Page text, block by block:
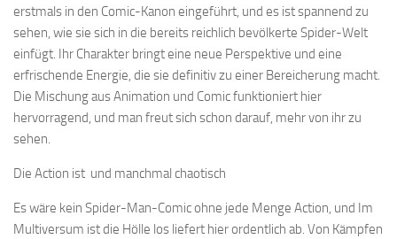
erstmals in den Comic-Kanon eingeführt, und es ist spannend zu
sehen, wie sie sich in die bereits reichlich bevölkerte Spider-Welt
einfügt. Ihr Charakter bringt eine neue Perspektive und eine
erfrischende Energie, die sie definitiv zu einer Bereicherung macht.
Die Mischung aus Animation und Comic funktioniert hier
hervorragend, und man freut sich schon darauf, mehr von ihr zu
sehen.
Die Action ist und manchmal chaotisch
Es wäre kein Spider-Man-Comic ohne jede Menge Action, und Im
Multiversum ist die Hölle los liefert hier ordentlich ab. Von Kämpfen